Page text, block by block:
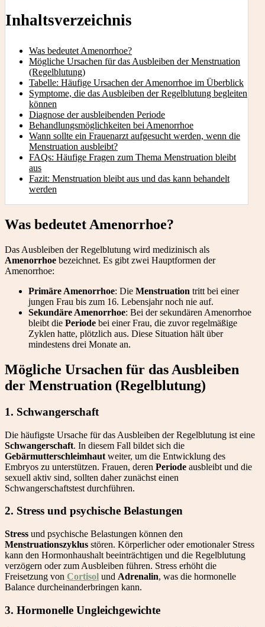
Inhaltsverzeichnis
Was bedeutet Amenorrhoe?
Mögliche Ursachen für das Ausbleiben der Menstruation
(Regelblutung)
Tabelle: Häufige Ursachen der Amenorrhoe im Überblick
Symptome, die das Ausbleiben der Regelblutung begleiten
können
Diagnose der ausbleibenden Periode
Behandlungsmöglichkeiten bei Amenorrhoe
Wann sollte ein Frauenarzt aufgesucht werden, wenn die
Menstruation ausbleibt?
FAQs: Häufige Fragen zum Thema Menstruation bleibt
aus
Fazit: Menstruation bleibt aus und das kann behandelt
werden
Was bedeutet Amenorrhoe?
Das Ausbleiben der Regelblutung wird medizinisch als
Amenorrhoe bezeichnet. Es gibt zwei Hauptformen der
Amenorrhoe:
Primäre Amenorrhoe: Die Menstruation tritt bei einer
jungen Frau bis zum 16. Lebensjahr noch nie auf.
Sekundäre Amenorrhoe: Bei der sekundären Amenorrhoe
bleibt die Periode bei einer Frau, die zuvor regelmäßige
Zyklen hatte, plötzlich aus. Diese Situation hält über
mindestens drei Monate an.
Mögliche Ursachen für das Ausbleiben
der Menstruation (Regelblutung)
1. Schwangerschaft
Die häufigste Ursache für das Ausbleiben der Regelblutung ist eine
Schwangerschaft. In diesem Fall bildet sich die
Gebärmutterschleimhaut weiter, um die Entwicklung des
Embryos zu unterstützen. Frauen, deren Periode ausbleibt und die
sexuell aktiv sind, sollten daher zunächst einen
Schwangerschaftstest durchführen.
2. Stress und psychische Belastungen
Stress und psychische Belastungen können den
Menstruationszyklus stören. Körperlicher oder emotionaler Stress
kann den Hormonhaushalt beeinträchtigen und die Regelblutung
verzögern oder zum Ausbleiben führen. Stress erhöht die
Freisetzung von Cortisol und Adrenalin, was die hormonelle
Balance durcheinanderbringen kann.
3. Hormonelle Ungleichgewichte